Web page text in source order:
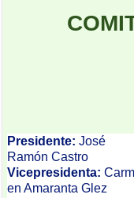
Presidente: José
Ramón Castro
Vicepresidenta: Carm
en Amaranta Glez